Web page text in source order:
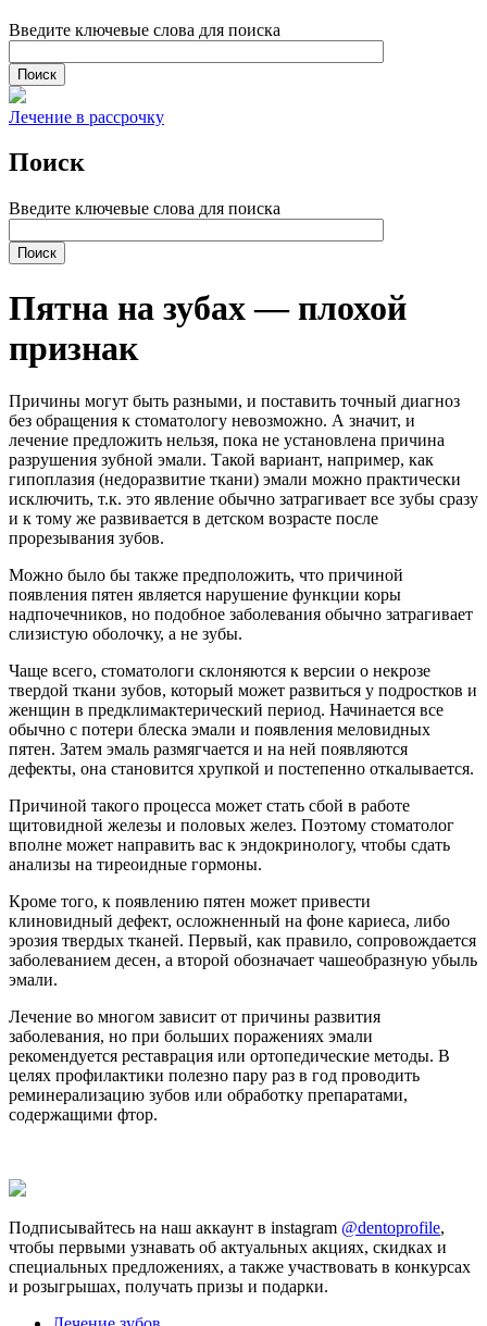
Введите ключевые слова для поиска
Лечение в рассрочку
Поиск
Введите ключевые слова для поиска
Пятна на зубах — плохой
признак
Причины могут быть разными, и поставить точный диагноз
без обращения к стоматологу невозможно. А значит, и
лечение предложить нельзя, пока не установлена причина
разрушения зубной эмали. Такой вариант, например, как
гипоплазия (недоразвитие ткани) эмали можно практически
исключить, т.к. это явление обычно затрагивает все зубы сразу
и к тому же развивается в детском возрасте после
прорезывания зубов.
Можно было бы также предположить, что причиной
появления пятен является нарушение функции коры
надпочечников, но подобное заболевания обычно затрагивает
слизистую оболочку, а не зубы.
Чаще всего, стоматологи склоняются к версии о некрозе
твердой ткани зубов, который может развиться у подростков и
женщин в предклимактерический период. Начинается все
обычно с потери блеска эмали и появления меловидных
пятен. Затем эмаль размягчается и на ней появляются
дефекты, она становится хрупкой и постепенно откалывается.
Причиной такого процесса может стать сбой в работе
щитовидной железы и половых желез. Поэтому стоматолог
вполне может направить вас к эндокринологу, чтобы сдать
анализы на тиреоидные гормоны.
Кроме того, к появлению пятен может привести
клиновидный дефект, осложненный на фоне кариеса, либо
эрозия твердых тканей. Первый, как правило, сопровождается
заболеванием десен, а второй обозначает чашеобразную убыль
эмали.
Лечение во многом зависит от причины развития
заболевания, но при больших поражениях эмали
рекомендуется реставрация или ортопедические методы. В
целях профилактики полезно пару раз в год проводить
реминерализацию зубов или обработку препаратами,
содержащими фтор.
Подписывайтесь на наш аккаунт в instagram @dentoprofile,
чтобы первыми узнавать об актуальных акциях, скидках и
специальных предложениях, а также участвовать в конкурсах
и розыгрышах, получать призы и подарки.